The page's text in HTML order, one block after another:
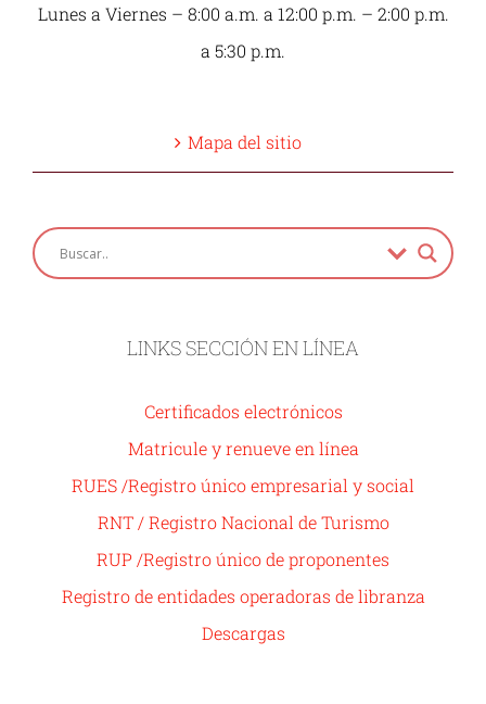
Lunes a Viernes – 8:00 a.m. a 12:00 p.m. – 2:00 p.m.
a 5:30 p.m.
Mapa del sitio
LINKS SECCIÓN EN LÍNEA
Certificados electrónicos
Matricule y renueve en línea
RUES /Registro único empresarial y social
RNT / Registro Nacional de Turismo
RUP /Registro único de proponentes
Registro de entidades operadoras de libranza
Descargas